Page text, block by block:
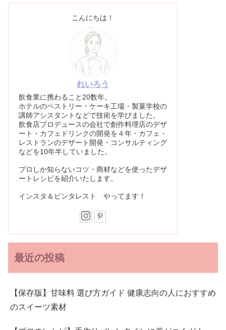
こんにちは！
れいろう
飲食業に携わること20数年。
ホテルのペストリー・ケーキ工場・製菓学校の
講師アシスタントなどで技術を学びました。
飲食店プロデュースの会社で創作料理店のデザ
ート・カフェドリンクの開発を４年・カフェ・
レストランのデザート開発・コンサルティング
などを10年半していました。
プロしか知らないコツ・商材などを使ったデザ
ートレシピを紹介いたします。
インスタ＆ピンタレスト やってます！
最近の投稿
【保存版】甘味料 選び方ガイド 健康志向の人におすすめ
のスイーツ素材